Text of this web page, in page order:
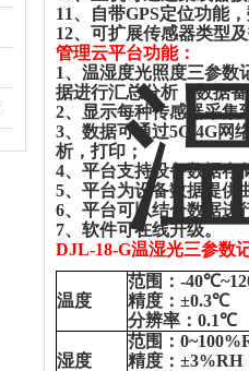
11、自带GPS定位功能
12、可扩展传感器类型
管理云平台功能：
1、温湿度光照度三参数
据进行汇总分析，数据
2、显示每种传感器采集
3、数据可通过5G/4G网
析，打印；
4、平台支持设备数据存
5、平台为设备数据提供
6、平台可以结合数据进
7、软件可在线升级。
DJL-18-G温湿光三参数
温度
范围： -
精度：
分辨率： 0.1℃
湿度
范围：
精度： ±3%RH